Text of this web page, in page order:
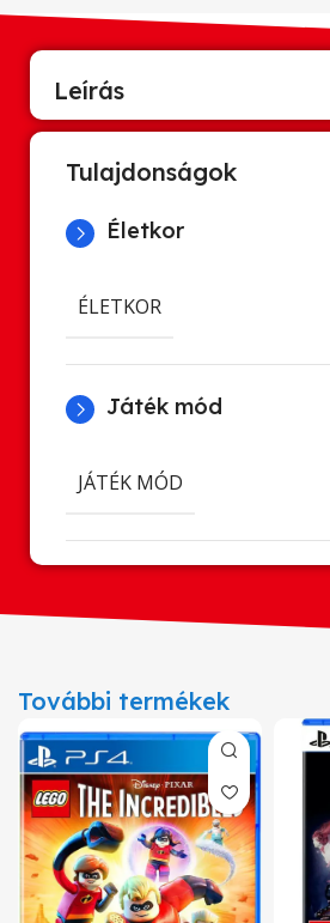
Leírás
Tulajdonságok
Életkor
ÉLETKOR
Játék mód
JÁTÉK MÓD
További termékek